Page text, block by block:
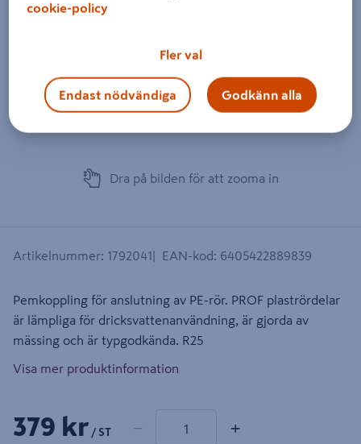
Dra på bilden för att zooma in
Artikelnummer: 1792041 EAN-kod: 6405422889839
Pemkoppling för anslutning av PE-rör. PROF plastrördelar
är lämpliga för dricksvattenanvändning, är gjorda av
mässing och är typgodkända. R25
Visa mer produktinformation
379 kr / ST − +
cookie-policy
Fler val
Endast nödvändiga Godkänn alla